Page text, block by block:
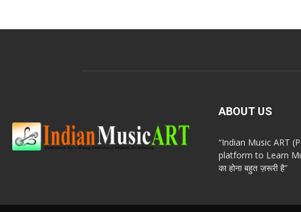
ABOUT US
“Indian Music ART
platform to Learn
का होना बहुत ज़रूरी है”